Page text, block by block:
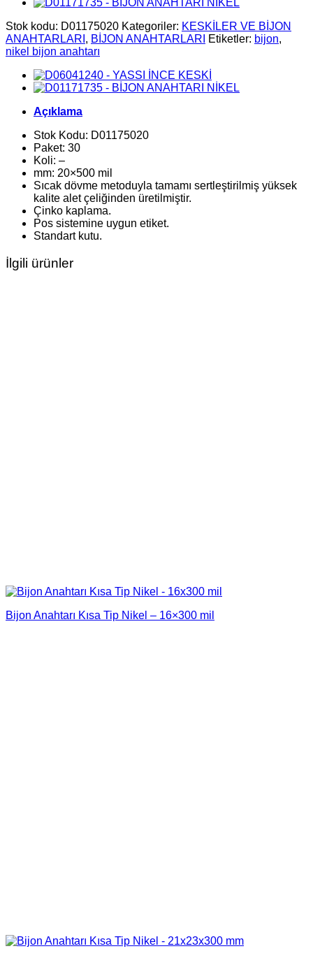
Stok kodu: D01175020 Kategoriler: KESKİLER VE BİJON
ANAHTARLARI , BİJON ANAHTARLARI Etiketler: bijon,
nikel bijon anahtarı
Açıklama
Stok Kodu: D01175020
Paket: 30
Koli: –
mm: 20×500 mil
Sıcak dövme metoduyla tamamı sertleştirilmiş yüksek
kalite alet çeliğinden üretilmiştir.
Çinko kaplama.
Pos sistemine uygun etiket.
Standart kutu.
İlgili ürünler
Bijon Anahtarı Kısa Tip Nikel – 16×300 mil